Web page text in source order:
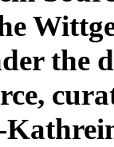
the